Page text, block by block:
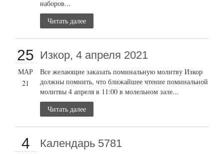
наборов...
Читать далее
25
МАР
21
Изкор, 4 апреля 2021
Все желающие заказать поминальную молитву Изкор
должны помнить, что ближайшее чтение поминальной
молитвы 4 апреля в 11:00 в молельном зале...
Читать далее
4 Календарь 5781